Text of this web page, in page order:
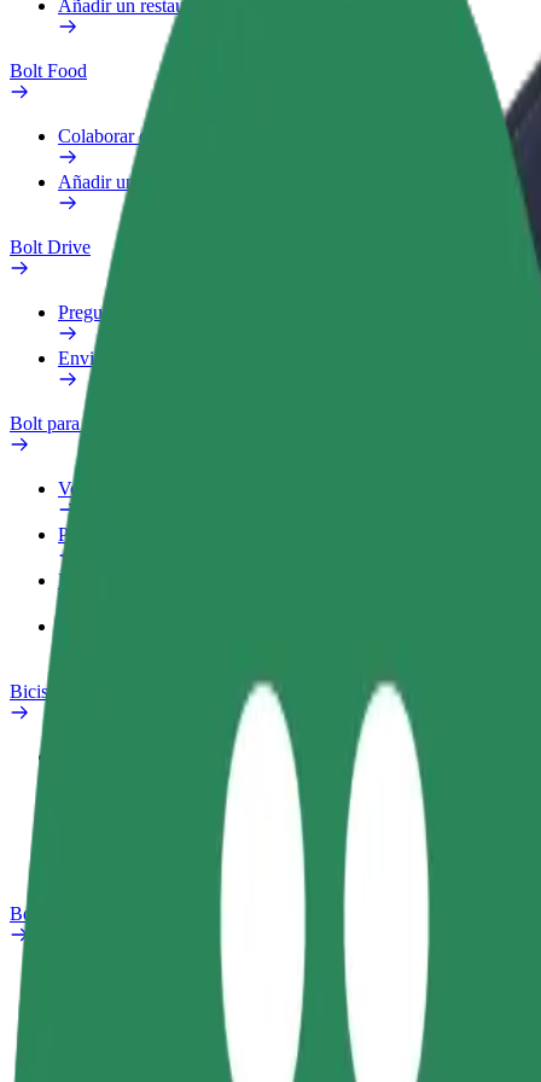
Añadir un restaurante o tienda
Bolt Food
Colaborar como repartidor
Añadir un restaurante o tienda
Bolt Drive
Preguntas frecuentes
Enviar aviso sobre un vehículo
Bolt para empresas
Ventajas
Perfil de trabajo
Productos
Bicis
Informar de un problema
Bolt Plus